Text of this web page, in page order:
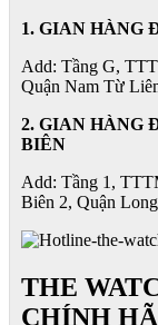
1. GIAN HÀNG
Add: Tầng G,
Quận Nam Từ
2. GIAN HÀNG
BIÊN
Add: Tầng 1,
Biên 2, Quận
THE
CHÍNH